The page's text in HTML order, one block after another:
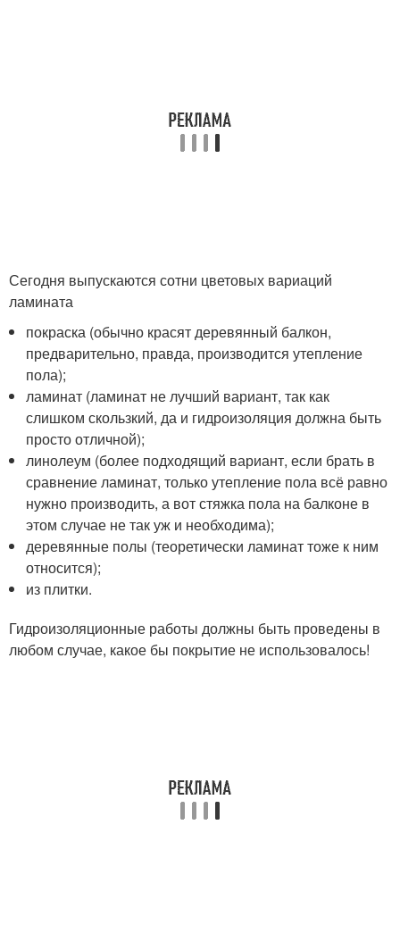
Сегодня выпускаются сотни цветовых вариаций
ламината
покраска (обычно красят деревянный балкон,
предварительно, правда, производится утепление
пола);
ламинат (ламинат не лучший вариант, так как
слишком скользкий, да и гидроизоляция должна быть
просто отличной);
линолеум (более подходящий вариант, если брать в
сравнение ламинат, только утепление пола всё равно
нужно производить, а вот стяжка пола на балконе в
этом случае не так уж и необходима);
деревянные полы (теоретически ламинат тоже к ним
относится);
из плитки.
Гидроизоляционные работы должны быть проведены в
любом случае, какое бы покрытие не использовалось!